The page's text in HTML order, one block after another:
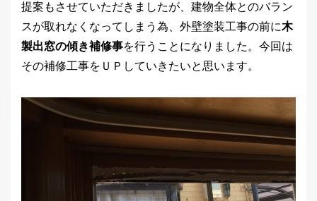
提案もさせていただきましたが、建物全体とのバラン
スが取れなくなってしまう為、外壁塗装工事の前に木
製出窓の傾き補修事を行うことになりました。今回は
その補修工事をＵＰしていきたいと思います。